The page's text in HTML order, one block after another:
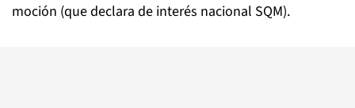
moción (que declara de interés nacional SQM).